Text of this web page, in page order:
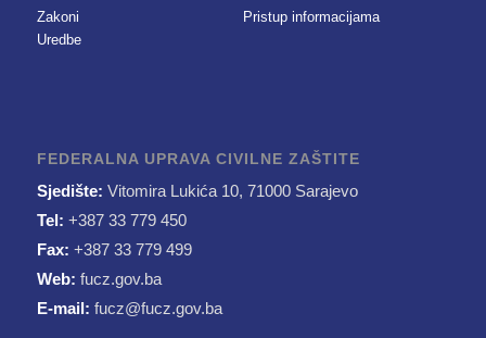
Zakoni
Uredbe
Pristup informacijama
FEDERALNA UPRAVA CIVILNE ZAŠTITE
Sjedište: Vitomira Lukića 10, 71000 Sarajevo
Tel: +387 33 779 450
Fax: +387 33 779 499
Web: fucz.gov.ba
E-mail: fucz@fucz.gov.ba